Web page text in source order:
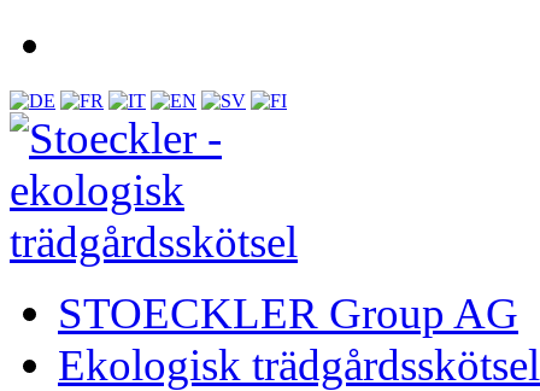
STOECKLER Group AG
Ekologisk trädgårdsskötsel